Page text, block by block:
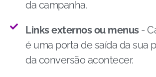
da campanha.
Links externos ou menus-
é uma porta de saída da sua
da conversão acontecer.